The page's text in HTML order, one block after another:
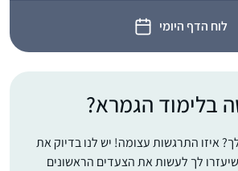
לוח הדף היומי
בלימוד הגמרא?
איזו התרגשות עצומה! יש לנו בדיוק את
לך לעשות את הצעדים הראשונים